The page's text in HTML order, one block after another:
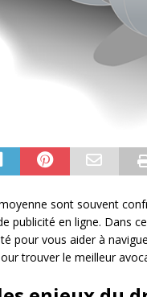
sont souvent
publicité en ligne. Dans
pour vous aider à
trouver le meilleur